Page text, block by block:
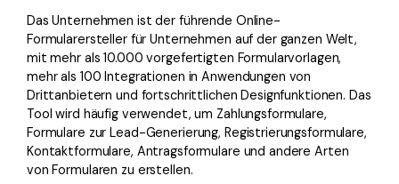
Das Unternehmen ist der führende Online-
Formularersteller für Unternehmen auf der ganzen Welt,
mit mehr als 10.000 vorgefertigten Formularvorlagen,
mehr als 100 Integrationen in Anwendungen von
Drittanbietern und fortschrittlichen Designfunktionen. Das
Tool wird häufig verwendet, um Zahlungsformulare,
Formulare zur Lead-Generierung, Registrierungsformulare,
Kontaktformulare, Antragsformulare und andere Arten
von Formularen zu erstellen.